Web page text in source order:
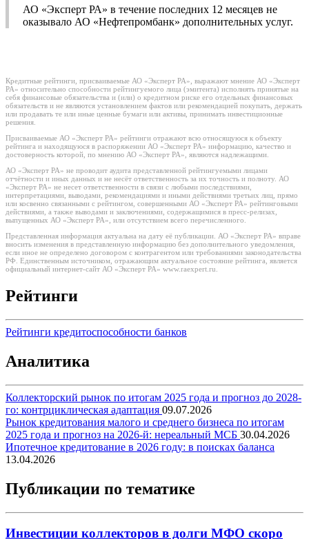
АО «Эксперт РА» в течение последних 12 месяцев не
оказывало АО «Нефтепромбанк» дополнительных услуг.
Кредитные рейтинги, присваиваемые АО «Эксперт РА», выражают мнение АО «Эксперт
РА» относительно способности рейтингуемого лица (эмитента) исполнять принятые на
себя финансовые обязательства и (или) о кредитном риске его отдельных финансовых
обязательств и не являются установлением фактов или рекомендацией покупать, держать
или продавать те или иные ценные бумаги или активы, принимать инвестиционные
решения.
Присваиваемые АО «Эксперт РА» рейтинги отражают всю относящуюся к объекту
рейтинга и находящуюся в распоряжении АО «Эксперт РА» информацию, качество и
достоверность которой, по мнению АО «Эксперт РА», являются надлежащими.
АО «Эксперт РА» не проводит аудита представленной рейтингуемыми лицами
отчётности и иных данных и не несёт ответственность за их точность и полноту. АО
«Эксперт РА» не несет ответственности в связи с любыми последствиями,
интерпретациями, выводами, рекомендациями и иными действиями третьих лиц, прямо
или косвенно связанными с рейтингом, совершенными АО «Эксперт РА» рейтинговыми
действиями, а также выводами и заключениями, содержащимися в пресс-релизах,
выпущенных АО «Эксперт РА», или отсутствием всего перечисленного.
Представленная информация актуальна на дату её публикации. АО «Эксперт РА» вправе
вносить изменения в представленную информацию без дополнительного уведомления,
если иное не определено договором с контрагентом или требованиями законодательства
РФ. Единственным источником, отражающим актуальное состояние рейтинга, является
официальный интернет-сайт АО «Эксперт РА» www.raexpert.ru.
Рейтинги
Рейтинги кредитоспособности банков
Аналитика
Коллекторский рынок по итогам 2025 года и прогноз до 2028-
го: контрциклическая адаптация 09.07.2026
Рынок кредитования малого и среднего бизнеса по итогам
2025 года и прогноз на 2026-й: нереальный МСБ 30.04.2026
Ипотечное кредитование в 2026 году: в поисках баланса
13.04.2026
Публикации по тематике
Инвестиции коллекторов в долги МФО скоро